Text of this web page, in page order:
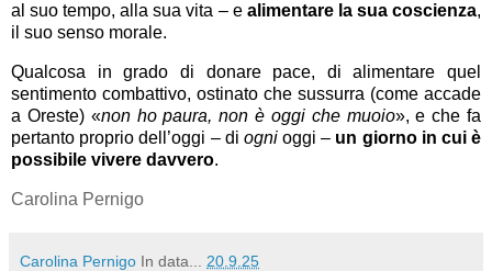
al suo tempo, alla sua vita – e alimentare la sua coscienza,
il suo senso morale.
Qualcosa in grado di donare pace, di alimentare quel
sentimento combattivo, ostinato che sussurra (come accade
a Oreste) «non ho paura, non è oggi che muoio», e che fa
pertanto proprio dell’oggi – di ognioggi – un giorno in cui è
possibile vivere davvero.
Carolina Pernigo
Carolina Pernigo In data... 20.9.25